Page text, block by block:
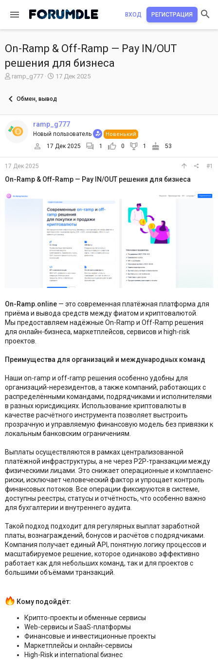
ВХОД РЕГИСТРАЦИЯ
On-Ramp & Off-Ramp — Pay IN/OUT
решения для бизнеса
А
о
е
м
ramp_g777
Д
а
ч
а
л
17 Дек 2025
Обмен, вывод
ramp_g777
Новый пользователь Новенький
17 Дек 2025 1 0 1 53
17 Дек 2025 #1
On-Ramp & Off-Ramp — Pay IN/OUT решения для бизнеса
On-Ramp.online — это современная платёжная платформа для
приёма и вывода средств между фиатом и криптовалютой.
Мы предоставляем надёжные On-Ramp и Off-Ramp решения
для онлайн-бизнеса, маркетплейсов, сервисов и high-risk
проектов.
Преимущества для организаций и международных команд
Наши on-ramp и off-ramp решения особенно удобны для
организаций-нерезидентов, а также компаний, работающих с
распределёнными командами, подрядчиками и исполнителями
в разных юрисдикциях. Использование криптовалюты в
качестве расчётного инструмента позволяет выстроить
прозрачную и управляемую финансовую модель без привязки к
локальным банковским ограничениям.
Выплаты осуществляются в рамках централизованной
платёжной инфраструктуры, а не через P2P-транзакции между
физическими лицами. Это снижает операционные и комплаенс-
риски, исключает человеческий фактор и упрощает контроль
финансовых потоков. Все операции фиксируются в системе,
доступны реестры, статусы и отчётность, что особенно важно
для бухгалтерии и внутреннего аудита.
Такой подход подходит для регулярных выплат заработной
платы, вознаграждений, бонусов и расчётов с подрядчиками.
Компания получает единый API, понятную логику процессов и
масштабируемое решение, которое одинаково эффективно
работает как для небольших команд, так и для проектов с
большими объёмами транзакций.
Кому подойдёт:
Крипто-проекты и обменные сервисы
Web-сервисы и SaaS-платформы
Финансовые и инвестиционные проекты
Маркетплейсы и онлайн-сервисы
High-Risk и international бизнес